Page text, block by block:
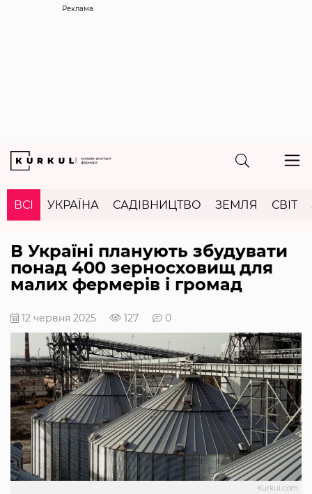
Реклама
ВСІ УКРАЇНА САДІВНИЦТВО ЗЕМЛЯ СВІТ
В Україні планують збудувати
понад 400 зерносховищ для
малих фермерів і громад
12 червня 2025 127 0
Kurkul.com